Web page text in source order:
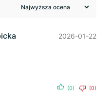
2026-01-22
(0) (0)